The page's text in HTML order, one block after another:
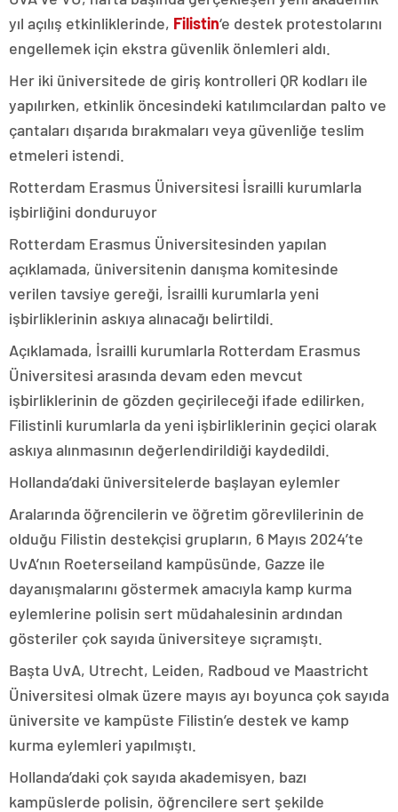
yıl açılış etkinliklerinde, Filistin‘e destek protestolarını
engellemek için ekstra güvenlik önlemleri aldı.
Her iki üniversitede de giriş kontrolleri QR kodları ile
yapılırken, etkinlik öncesindeki katılımcılardan palto ve
çantaları dışarıda bırakmaları veya güvenliğe teslim
etmeleri istendi.
Rotterdam Erasmus Üniversitesi İsrailli kurumlarla
işbirliğini donduruyor
Rotterdam Erasmus Üniversitesinden yapılan
açıklamada, üniversitenin danışma komitesinde
verilen tavsiye gereği, İsrailli kurumlarla yeni
işbirliklerinin askıya alınacağı belirtildi.
Açıklamada, İsrailli kurumlarla Rotterdam Erasmus
Üniversitesi arasında devam eden mevcut
işbirliklerinin de gözden geçirileceği ifade edilirken,
Filistinli kurumlarla da yeni işbirliklerinin geçici olarak
askıya alınmasının değerlendirildiği kaydedildi.
Hollanda’daki üniversitelerde başlayan eylemler
Aralarında öğrencilerin ve öğretim görevlilerinin de
olduğu Filistin destekçisi grupların, 6 Mayıs 2024’te
UvA’nın Roeterseiland kampüsünde, Gazze ile
dayanışmalarını göstermek amacıyla kamp kurma
eylemlerine polisin sert müdahalesinin ardından
gösteriler çok sayıda üniversiteye sıçramıştı.
Başta UvA, Utrecht, Leiden, Radboud ve Maastricht
Üniversitesi olmak üzere mayıs ayı boyunca çok sayıda
üniversite ve kampüste Filistin’e destek ve kamp
kurma eylemleri yapılmıştı.
Hollanda’daki çok sayıda akademisyen, bazı
kampüslerde polisin, öğrencilere sert şekilde